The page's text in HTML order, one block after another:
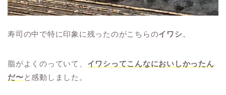
寿司の中で特に印象に残ったのがこちらのイワシ。
脂がよくのっていて、 イワシってこんなにおいしかったん
だ〜と感動しました。